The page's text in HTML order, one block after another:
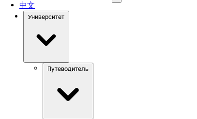
中文
Университет
Путеводитель